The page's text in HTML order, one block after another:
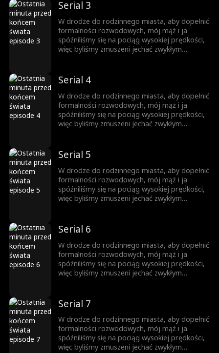
i wszyscy pasażerowie w pociągu zginęli. Los
sprawił, że odrodziłam się i wróciłam godzinę
przed śmiercią. W tym momencie jasno
uświadomiłam sobie, że istnieje tylko jeden
sposób, aby uratować los wszystkich
pasażerów – zatrzymać pociąg i pozwolić
Serial 3
W drodze do rodzinnego miasta, aby dopełnić
formalności rozwodowych, mój mąż i ja
spóźniliśmy się na pociąg wysokiej prędkości,
więc byliśmy zmuszeni jechać zwykłym
i wszyscy pasażerowie w pociągu zginęli. Los
sprawił, że odrodziłam się i wróciłam godzinę
przed śmiercią. W tym momencie jasno
uświadomiłam sobie, że istnieje tylko jeden
sposób, aby uratować los wszystkich
pasażerów – zatrzymać pociąg i pozwolić
Serial 4
W drodze do rodzinnego miasta, aby dopełnić
formalności rozwodowych, mój mąż i ja
spóźniliśmy się na pociąg wysokiej prędkości,
więc byliśmy zmuszeni jechać zwykłym
i wszyscy pasażerowie w pociągu zginęli. Los
sprawił, że odrodziłam się i wróciłam godzinę
przed śmiercią. W tym momencie jasno
uświadomiłam sobie, że istnieje tylko jeden
sposób, aby uratować los wszystkich
pasażerów – zatrzymać pociąg i pozwolić
Serial 5
W drodze do rodzinnego miasta, aby dopełnić
formalności rozwodowych, mój mąż i ja
spóźniliśmy się na pociąg wysokiej prędkości,
więc byliśmy zmuszeni jechać zwykłym
i wszyscy pasażerowie w pociągu zginęli. Los
sprawił, że odrodziłam się i wróciłam godzinę
przed śmiercią. W tym momencie jasno
uświadomiłam sobie, że istnieje tylko jeden
sposób, aby uratować los wszystkich
pasażerów – zatrzymać pociąg i pozwolić
Serial 6
W drodze do rodzinnego miasta, aby dopełnić
formalności rozwodowych, mój mąż i ja
spóźniliśmy się na pociąg wysokiej prędkości,
więc byliśmy zmuszeni jechać zwykłym
i wszyscy pasażerowie w pociągu zginęli. Los
sprawił, że odrodziłam się i wróciłam godzinę
przed śmiercią. W tym momencie jasno
uświadomiłam sobie, że istnieje tylko jeden
sposób, aby uratować los wszystkich
pasażerów – zatrzymać pociąg i pozwolić
Serial 7
W drodze do rodzinnego miasta, aby dopełnić
formalności rozwodowych, mój mąż i ja
spóźniliśmy się na pociąg wysokiej prędkości,
więc byliśmy zmuszeni jechać zwykłym